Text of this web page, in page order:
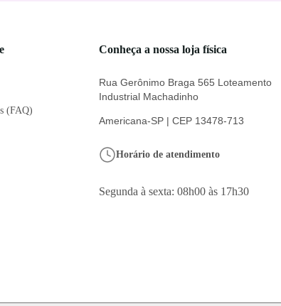
(FAQ)
Conheça a nossa loja física
Rua Gerônimo Braga 565 Loteamento
Industrial Machadinho
Americana-SP | CEP 13478-713
Horário de atendimento
Segunda à sexta: 08h00 às 17h30